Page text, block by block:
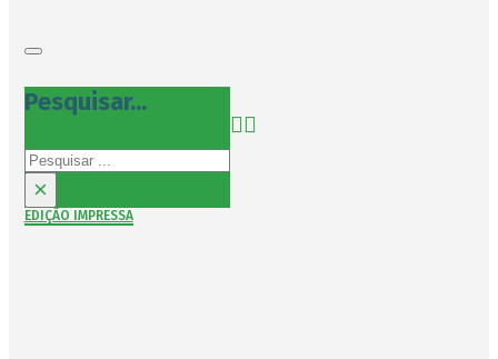
Pesquisar...
Pesquisar
×
EDIÇÃO IMPRESSA